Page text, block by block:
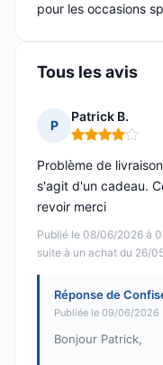
pour les occasions
Tous les avis
P
Patrick B.
Note : 4 sur 5
Publié le 08/06/2026 à
suite à un achat du 26/
Problème de
s'agit d'un cadeau.
revoir merci
Réponse de
Publiée le 09/06/2026
Bonjour Patrick,